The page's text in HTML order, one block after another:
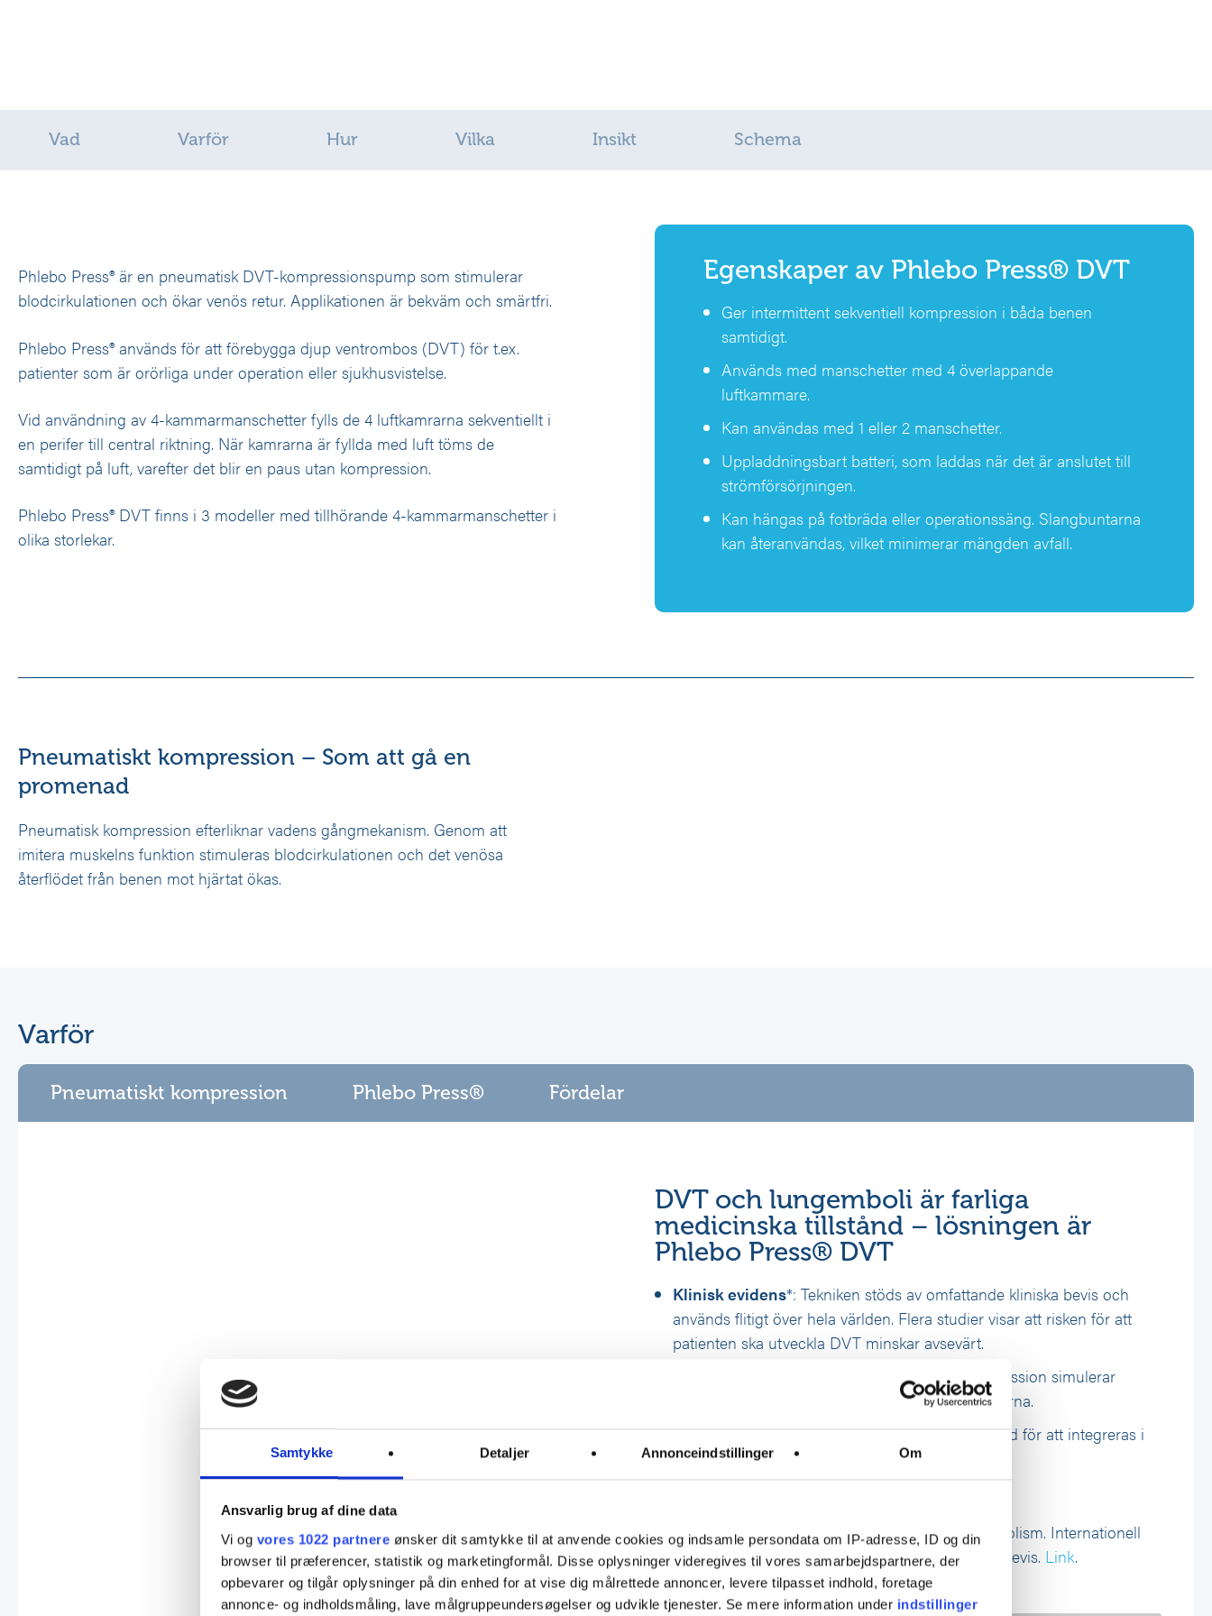
Samtykke Detaljer Annonceindstillinger Om
Ansvarlig brug af dine data
Vi og vores 1022 partnere ønsker dit samtykke til at anvende cookies og indsamle persondata om IP-adresse, ID og din
browser til præferencer, statistik og marketingformål. Disse oplysninger videregives til vores samarbejdspartnere, der
opbevarer og tilgår oplysninger på din enhed for at vise dig målrettede annoncer, levere tilpasset indhold, foretage
annonce- og indholdsmåling, lave målgruppeundersøgelser og udvikle tjenester. Se mere information under indstillinger
Vad Varför Hur Vilka Insikt Schema
Phlebo Press® är en pneumatisk DVT-kompressionspump som stimulerar
blodcirkulationen och ökar venös retur. Applikationen är bekväm och smärtfri.
Phlebo Press® används för att förebygga djup ventrombos (DVT) för t.ex.
patienter som är orörliga under operation eller sjukhusvistelse.
Vid användning av 4-kammarmanschetter fylls de 4 luftkamrarna sekventiellt i
en perifer till central riktning. När kamrarna är fyllda med luft töms de
samtidigt på luft, varefter det blir en paus utan kompression.
Phlebo Press® DVT finns i 3 modeller med tillhörande 4-kammarmanschetter i
olika storlekar.
Egenskaper av Phlebo Press® DVT
Ger intermittent sekventiell kompression i båda benen
samtidigt.
Används med manschetter med 4 överlappande
luftkammare.
Kan användas med 1 eller 2 manschetter.
Uppladdningsbart batteri, som laddas när det är anslutet till
strömförsörjningen.
Kan hängas på fotbräda eller operationssäng. Slangbuntarna
kan återanvändas, vilket minimerar mängden avfall.
Pneumatiskt kompression – Som att gå en
promenad
Pneumatisk kompression efterliknar vadens gångmekanism. Genom att
imitera muskelns funktion stimuleras blodcirkulationen och det venösa
återflödet från benen mot hjärtat ökas.
Varför
Pneumatiskt kompression Phlebo Press® Fördelar
DVT och lungemboli är farliga
medicinska tillstånd – lösningen är
Phlebo Press® DVT
Klinisk evidens*: Tekniken stöds av omfattande kliniska bevis och
används flitigt över hela världen. Flera studier visar att risken för att
patienten ska utveckla DVT minskar avsevärt.
: Tekniken är enkel; Pneumatisk kompression simulerar
gångaktivitet och ökar blodflödet i de djupa venerna.
Användarvänlig: Phlebo Press® DVT är designad för att integreras i
driftmiljön – den är intuitiv och enkel att använda.
Förebyggande och hantering av venös tromboembolism. Internationell
konsensusförklaring. Riktlinjer enligt vetenskapliga bevis. Link.